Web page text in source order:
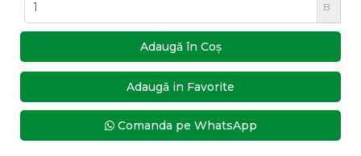
B
Adaugă în Coş
Adaugă in Favorite
Comanda pe WhatsApp